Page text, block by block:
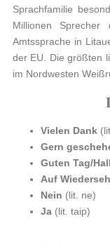
Sprachfamilie
Millionen
Amtssprache in
der EU. Die größten
im Nordwesten
Vielen Dank
Gern
Guten Tag/
Auf
Nein (lit. ne)
Ja (lit. taip)